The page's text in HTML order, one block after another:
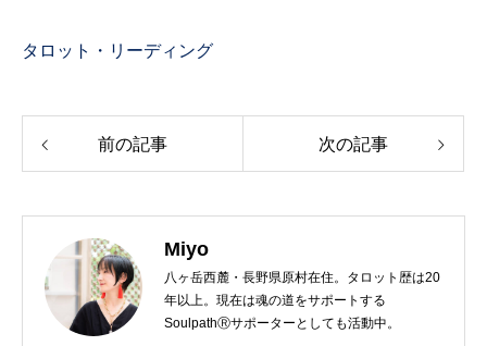
タロット・リーディング
前の記事 次の記事
Miyo
八ヶ岳西麓・長野県原村在住。タロット歴は20
年以上。現在は魂の道をサポートする
SoulpathⓇサポーターとしても活動中。